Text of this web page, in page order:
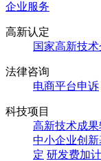
企业服务
高新认定
国家高新技
法律咨询
电商平台申诉
科技项目
高新技术成
中小企业创新
定 研发费加